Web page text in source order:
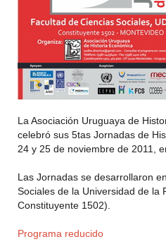
La Asociación Uruguaya de
celebró sus 5tas Jornadas de
24 y 25 de noviembre de 2011,
Las Jornadas se desarrollaron
Sociales de la Universidad de la
Constituyente 1502).
Programa reducido